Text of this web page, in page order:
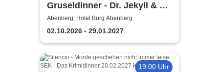
Gruseldinner - Dr. Jekyll & Mr.
Hyde
Abenberg, Hotel Burg Abenberg
02.10.2026 - 29.01.2027
19:00 Uhr